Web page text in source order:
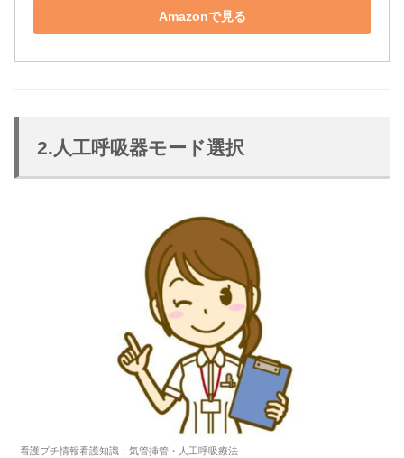
Amazonで見る
2.人工呼吸器モード選択
看護プチ情報看護知識：気管挿管・人工呼吸療法